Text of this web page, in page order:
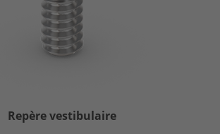
Repère vestibulaire